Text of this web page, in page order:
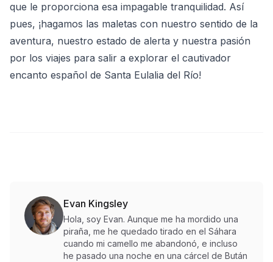
que le proporciona esa impagable tranquilidad. Así
pues, ¡hagamos las maletas con nuestro sentido de la
aventura, nuestro estado de alerta y nuestra pasión
por los viajes para salir a explorar el cautivador
encanto español de Santa Eulalia del Río!
Evan Kingsley
Hola, soy Evan. Aunque me ha mordido una
piraña, me he quedado tirado en el Sáhara
cuando mi camello me abandonó, e incluso
he pasado una noche en una cárcel de Bután